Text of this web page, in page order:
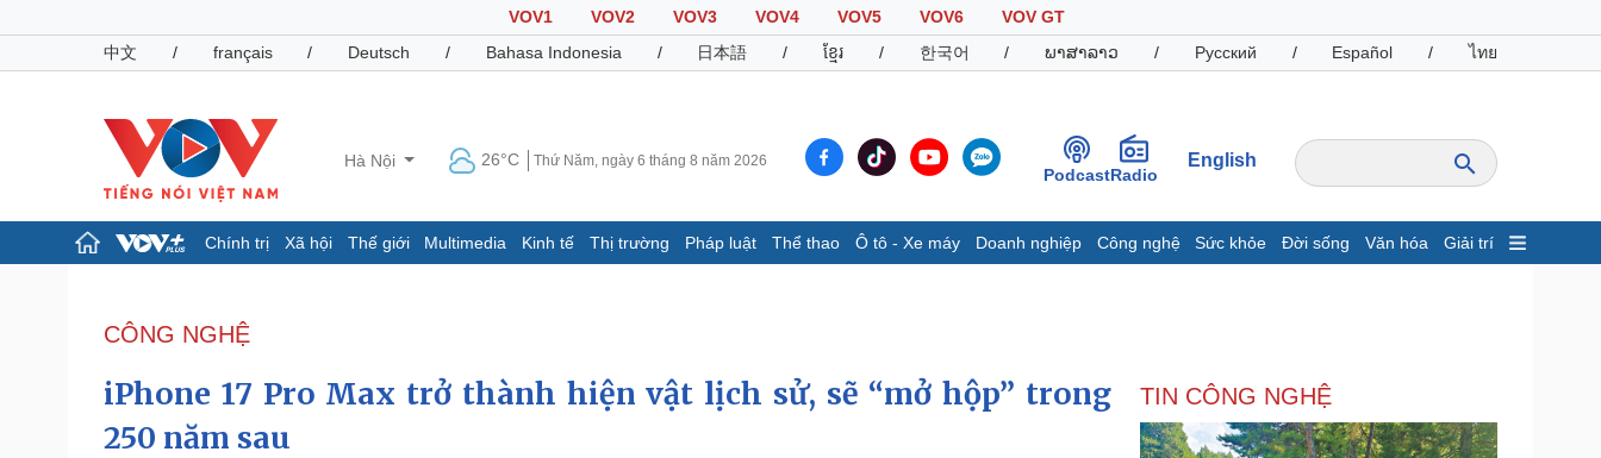
VOV1 VOV2 VOV3 VOV4 VOV5 VOV6
VOV GT
中文
/ français / Deutsch / Bahasa Indonesia / 日本語 / ខ្មែរ / 한국어 / ພາສາລາວ / Русский / Español / ไทย
Hà Nội 26°C Thứ Năm, ngày 6 tháng 8 năm 2026
PodcastRadio
English
Chính trị Xã hội Thế giới Multimedia Kinh tế Thị trường Pháp luật Thể thao Ô tô - Xe máy Doanh nghiệp Công nghệ Sức khỏe Đời sống Văn hóa Giải trí
Đảng
Tổ chức nhân sự
Nhận diện sự thật
Dấu ấn VOV
Infographic
Chứng khoán
Giá cà phê
CÔNG NGHỆ
iPhone 17 Pro Max trở thành hiện vật lịch sử, sẽ “mở hộp” trong
250 năm sau
TIN CÔNG NGHỆ